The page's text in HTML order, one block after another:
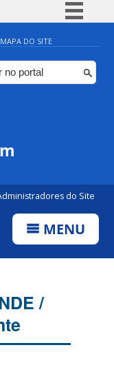
Simplifique!
BR
Participe
Canais
MAPA DO SITE
do Site
MENU
/